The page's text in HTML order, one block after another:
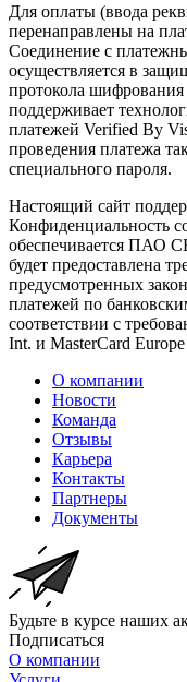
Для оплаты (ввода
перенаправлены на
Соединение с
осуществляется в
протокола
поддерживает
платежей Verified By
проведения платежа
специального пароля.
Настоящий сайт
Конфиденциальность
обеспечивается ПАО
будет предоставлена
предусмотренных
платежей по
соответствии с
Int. и MasterCard
О компании
Новости
Команда
Отзывы
Карьера
Контакты
Партнеры
Документы
Будьте в курсе наших
Подписаться
О компании